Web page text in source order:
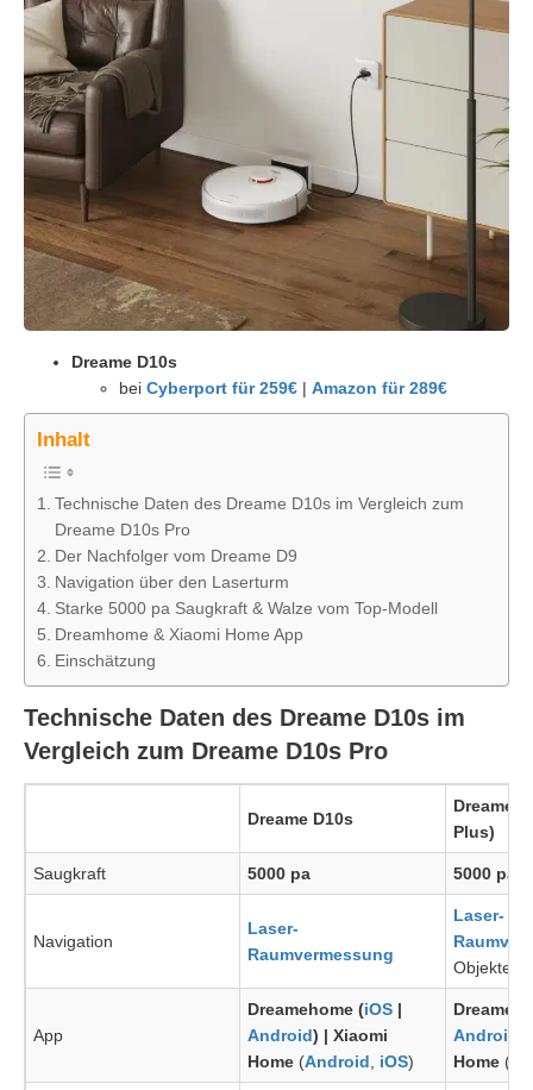
Dreame D10s
bei Cyberport für 259€ | Amazon für 289€
Inhalt
Technische Daten des Dreame D10s im Vergleich zum
Dreame D10s Pro
Der Nachfolger vom Dreame D9
Navigation über den Laserturm
Starke 5000 pa Saugkraft & Walze vom Top-Modell
Dreamhome & Xiaomi Home App
Einschätzung
Technische Daten des Dreame D10s im
Vergleich zum Dreame D10s Pro
Dreame D10s
Dreame
Plus)
Saugkraft 5000 pa 5000 pa
Navigation
Laser-
Raumvermessung
Laser-
App
Dreamehome (iOS |
Android) | Xiaomi
Home (Android iOS)
Android
Home (